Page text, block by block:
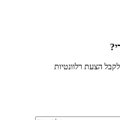
?
הצעת רלוונטיות